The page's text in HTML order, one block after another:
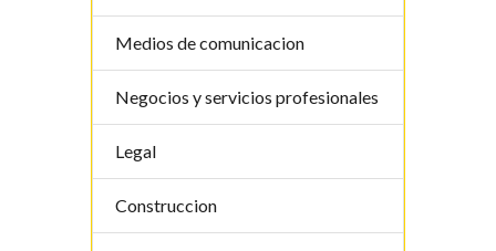
Medios de comunicacion
Negocios y servicios profesionales
Legal
Construccion